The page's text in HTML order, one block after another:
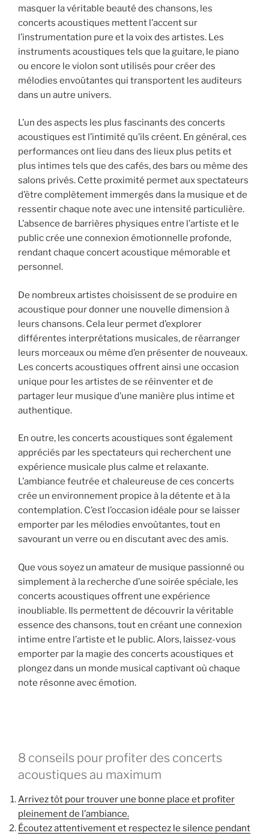
masquer la véritable beauté des chansons, les
concerts acoustiques mettent l’accent sur
l’instrumentation pure et la voix des artistes. Les
instruments acoustiques tels que la guitare, le piano
ou encore le violon sont utilisés pour créer des
mélodies envoûtantes qui transportent les auditeurs
dans un autre univers.
L’un des aspects les plus fascinants des concerts
acoustiques est l’intimité qu’ils créent. En général, ces
performances ont lieu dans des lieux plus petits et
plus intimes tels que des cafés, des bars ou même des
salons privés. Cette proximité permet aux spectateurs
d’être complètement immergés dans la musique et de
ressentir chaque note avec une intensité particulière.
L’absence de barrières physiques entre l’artiste et le
public crée une connexion émotionnelle profonde,
rendant chaque concert acoustique mémorable et
personnel.
De nombreux artistes choisissent de se produire en
acoustique pour donner une nouvelle dimension à
leurs chansons. Cela leur permet d’explorer
différentes interprétations musicales, de réarranger
leurs morceaux ou même d’en présenter de nouveaux.
Les concerts acoustiques offrent ainsi une occasion
unique pour les artistes de se réinventer et de
partager leur musique d’une manière plus intime et
authentique.
En outre, les concerts acoustiques sont également
appréciés par les spectateurs qui recherchent une
expérience musicale plus calme et relaxante.
L’ambiance feutrée et chaleureuse de ces concerts
crée un environnement propice à la détente et à la
contemplation. C’est l’occasion idéale pour se laisser
emporter par les mélodies envoûtantes, tout en
savourant un verre ou en discutant avec des amis.
Que vous soyez un amateur de musique passionné ou
simplement à la recherche d’une soirée spéciale, les
concerts acoustiques offrent une expérience
inoubliable. Ils permettent de découvrir la véritable
essence des chansons, tout en créant une connexion
intime entre l’artiste et le public. Alors, laissez-vous
emporter par la magie des concerts acoustiques et
plongez dans un monde musical captivant où chaque
note résonne avec émotion.
8 conseils pour profiter des concerts
acoustiques au maximum
Arrivez tôt pour trouver une bonne place et profiter
pleinement de l’ambiance.
Écoutez attentivement et respectez le silence pendant